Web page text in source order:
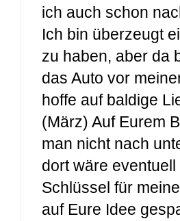
ich auch schon
Ich bin überzeugt
zu haben, aber da
das Auto vor
hoffe auf baldige
(März) Auf Eurem
man nicht nach
dort wäre eventuell
Schlüssel für
auf Eure Idee